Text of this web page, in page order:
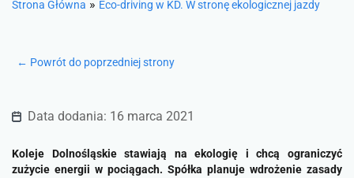
Strona Główna » Eco-driving w KD. W stronę ekologicznej jazdy
← Powrót do poprzedniej strony
Data dodania: 16 marca 2021
Koleje Dolnośląskie stawiają na ekologię i chcą ograniczyć
zużycie energii w pociągach. Spółka planuje wdrożenie zasady